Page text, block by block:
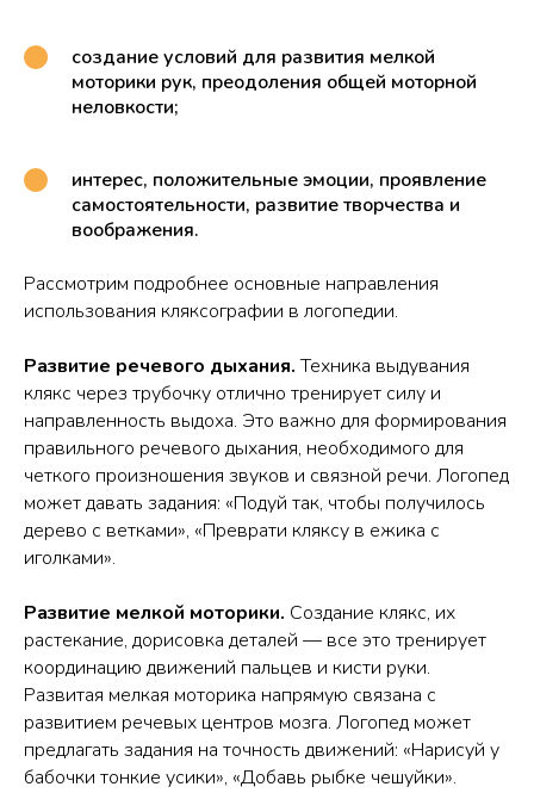
создание условий для развития мелкой
моторики рук, преодоления общей моторной
неловкости;
интерес, положительные эмоции, проявление
самостоятельности, развитие творчества и
воображения.
Рассмотрим подробнее основные направления
использования кляксографии в логопедии.
Развитие речевого дыхания.Техника выдувания
клякс через трубочку отлично тренирует силу и
направленность выдоха. Это важно для формирования
правильного речевого дыхания, необходимого для
четкого произношения звуков и связной речи. Логопед
может давать задания: «Подуй так, чтобы получилось
дерево с ветками», «Преврати кляксу в ежика с
иголками».
Развитие мелкой моторики. Создание клякс, их
растекание, дорисовка деталей — все это тренирует
координацию движений пальцев и кисти руки.
Развитая мелкая моторика напрямую связана с
развитием речевых центров мозга. Логопед может
предлагать задания на точность движений: «Нарисуй у
бабочки тонкие усики», «Добавь рыбке чешуйки».